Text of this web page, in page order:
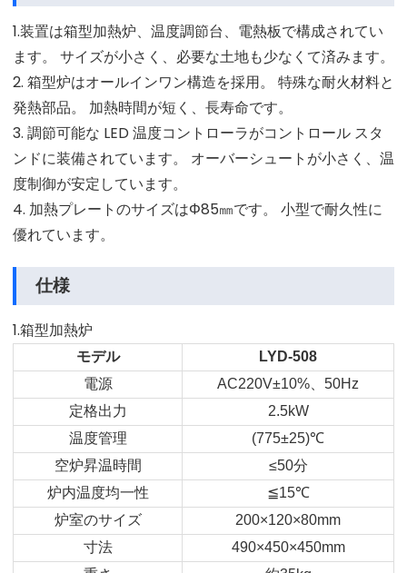
1.装置は箱型加熱炉、温度調節台、電熱板で構成されてい
ます。 サイズが小さく、必要な土地も少なくて済みます。
2. 箱型炉はオールインワン構造を採用。 特殊な耐火材料と
発熱部品。 加熱時間が短く、長寿命です。
3. 調節可能な LED 温度コントローラがコントロール スタ
ンドに装備されています。 オーバーシュートが小さく、温
度制御が安定しています。
4. 加熱プレートのサイズはΦ85㎜です。 小型で耐久性に
優れています。
仕様
1.箱型加熱炉
モデル
LYD-508
電源
AC220V±10%
50Hz
定格出力
2.5kW
温度管理
(775±25)℃
空炉昇温時間
≤50分
炉内温度均一性
≦15℃
炉室のサイズ
200×120×80mm
寸法
490×450×450mm